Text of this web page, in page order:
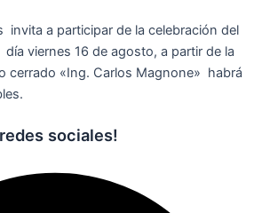
invita a participar de la celebración del
día viernes 16 de agosto, a partir de la
cerrado «Ing. Carlos Magnone» habrá
sociales!